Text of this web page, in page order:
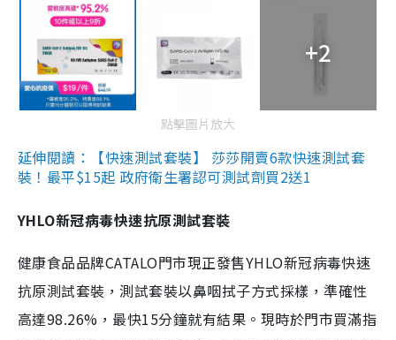
+2
點擊圖片放大
延伸閱讀：【快速測試套裝】 莎莎開賣6款快速測試套
裝！最平$15起 政府衛生署認可測試劑買2送1
YHLO新冠病毒快速抗原測試套裝
健康食品品牌CATALO門市現正發售YHLO新冠病毒快速
抗原測試套裝，測試套裝以鼻咽拭子方式採樣，準確性
高達98.26%，最快15分鐘就有結果。現時於門市買滿指